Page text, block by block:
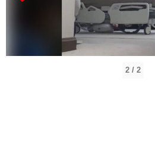
2 / 2